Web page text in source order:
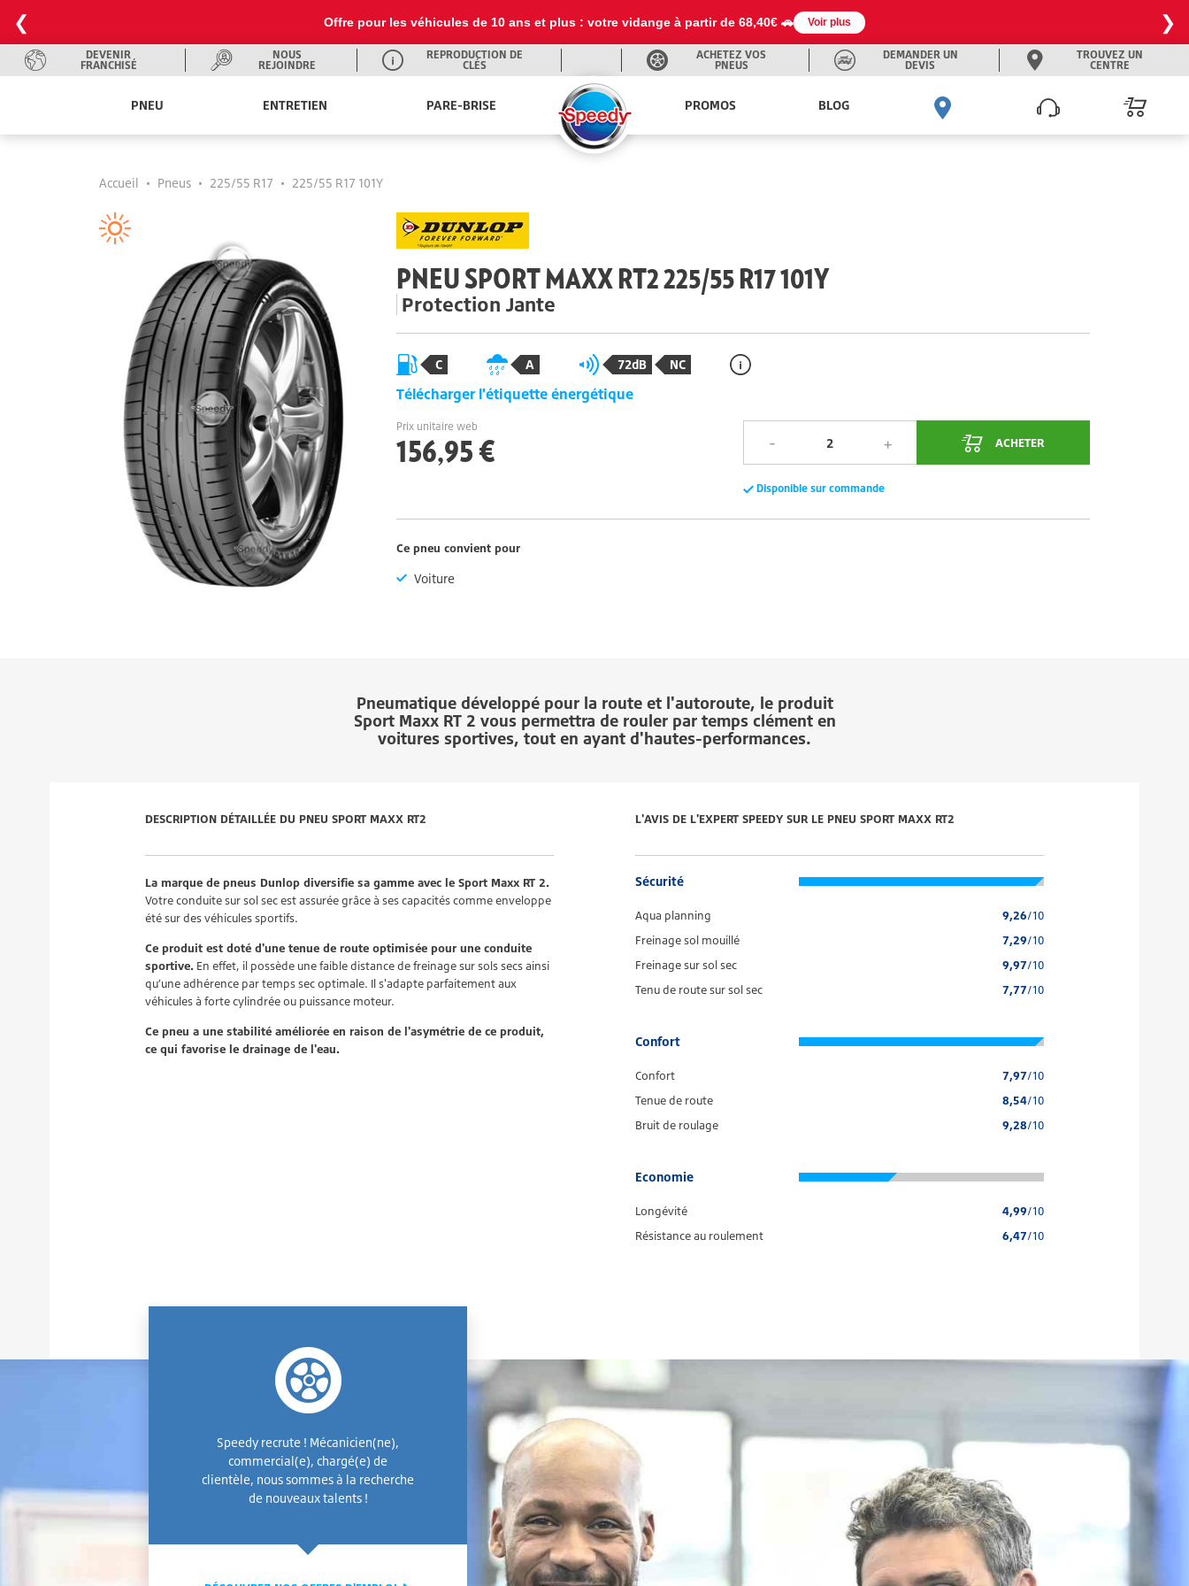
❮ Offre pour les véhicules de 10 ans et plus : votre vidange à partir de 68,40€ 🚗 Voir plus ❯
DEVENIR
FRANCHISÉ
NOUS
REJOINDRE
REPRODUCTION DE
CLÉS
TROUVEZ UN
CENTRE
DEMANDER UN
DEVIS
ACHETEZ VOS
PNEUS
PNEU ENTRETIEN PARE-BRISE PROMOS BLOG
Accueil • Pneus • 225/55 R17 • 225/55 R17 101Y
PNEU SPORT MAXX RT2 225/55 R17 101Y
Protection Jante
C A 72dB NC
Télécharger l'étiquette énergétique
Prix unitaire web
156,95 € ACHETER
Disponible sur commande
Ce pneu convient pour
Voiture
Pneumatique développé pour la route et l'autoroute, le produit
Sport Maxx RT 2 vous permettra de rouler par temps clément en
voitures sportives, tout en ayant d'hautes-performances.
DESCRIPTION DÉTAILLÉE DU PNEU SPORT MAXX RT2
La marque de pneus Dunlop diversifie sa gamme avec le Sport Maxx RT 2.
Votre conduite sur sol sec est assurée grâce à ses capacités comme enveloppe
été sur des véhicules sportifs.
Ce produit est doté d'une tenue de route optimisée pour une conduite
sportive. En effet, il possède une faible distance de freinage sur sols secs ainsi
qu’une adhérence par temps sec optimale. Il s'adapte parfaitement aux
véhicules à forte cylindrée ou puissance moteur.
Ce pneu a une stabilité améliorée en raison de l'asymétrie de ce produit,
ce qui favorise le drainage de l'eau.
L'AVIS DE L'EXPERT SPEEDY SUR LE PNEU SPORT MAXX RT2
Sécurité
Aqua planning 9,26/10
Freinage sol mouillé
7,29/10
Freinage sur sol sec
9,97/10
Tenu de route sur sol sec
7,77/10
Confort
Confort 7,97/10
Tenue de route
8,54/10
Bruit de roulage
9,28/10
Economie
Longévité 4,99/10
Résistance au roulement
6,47/10
Speedy recrute ! Mécanicien(ne),
commercial(e), chargé(e) de
clientèle, nous sommes à la recherche
de nouveaux talents !